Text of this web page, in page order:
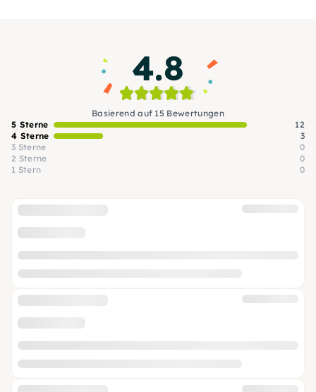
4.8
Basierend auf 15 Bewertungen
5 Sterne
12
4 Sterne
3
3 Sterne
0
2 Sterne
0
1 Stern
0